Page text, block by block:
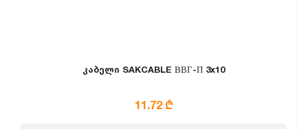
კაბელი SAKCABLE ВВГ-П 3x10
11.72 ₾